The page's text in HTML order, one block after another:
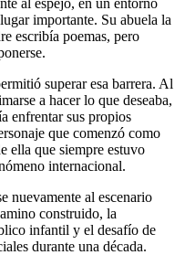
importante. Su abuela la
escribía poemas, pero
superar esa barrera. Al
a hacer lo que deseaba,
enfrentar sus propios
que comenzó como
ella que siempre estuvo
internacional.
nuevamente al escenario
construido, la
infantil y el desafío de
durante una década.